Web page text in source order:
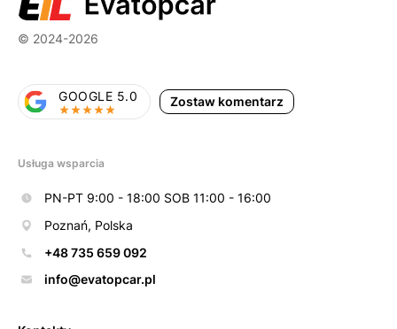
© 2024-2026
Zostaw komentarz
GOOGLE 5.0
Usługa wsparcia
PN-PT 9:00 - 18:00 SOB 11:00 - 16:00
Poznań, Polska
+48 735 659 092
info@evatopcar.pl